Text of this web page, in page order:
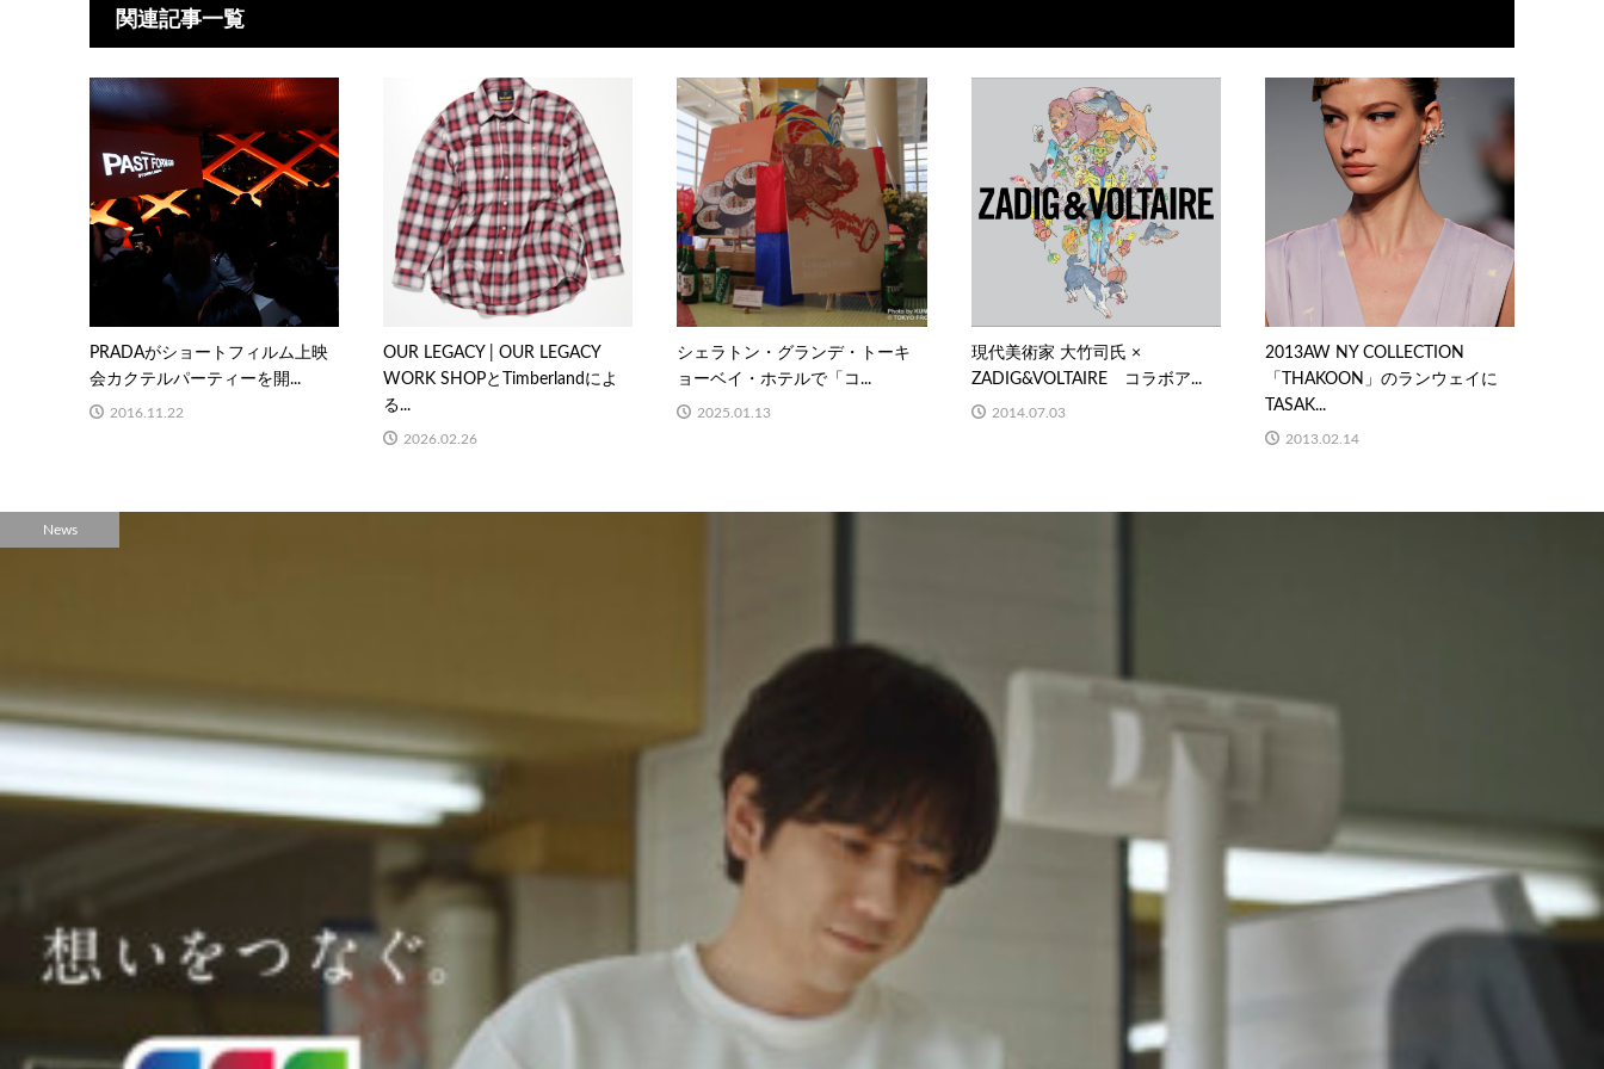
関連記事一覧
PRADAがショートフィルム上映
会カクテルパーティーを開...
2016.11.22
OUR LEGACY | OUR LEGACY
WORK SHOPとTimberlandによ
る...
2026.02.26
シェラトン・グランデ・トーキ
ョーベイ・ホテルで「コ...
2025.01.13
現代美術家 大竹司氏 ×
ZADIG&VOLTAIRE コラボア...
2014.07.03
2013AW NY COLLECTION
「THAKOON」のランウェイに
TASAK...
2013.02.14
News